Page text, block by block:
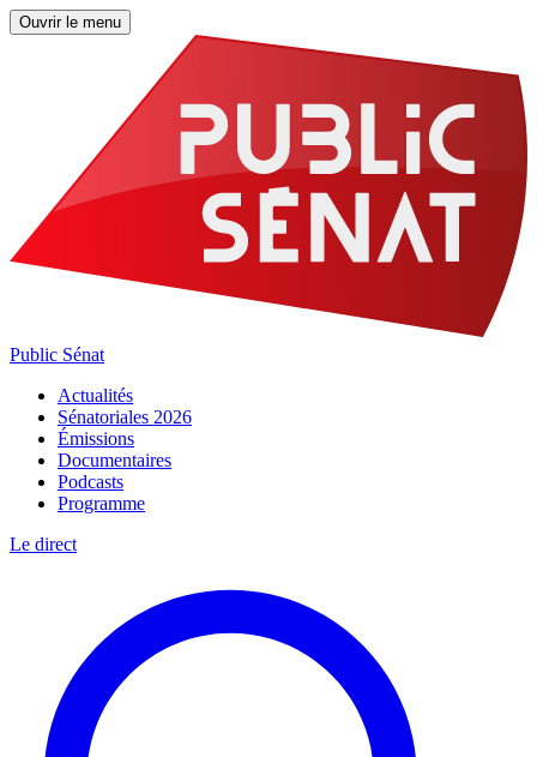
Ouvrir le menu
Public Sénat
Actualités
Sénatoriales 2026
Émissions
Documentaires
Podcasts
Programme
Le direct